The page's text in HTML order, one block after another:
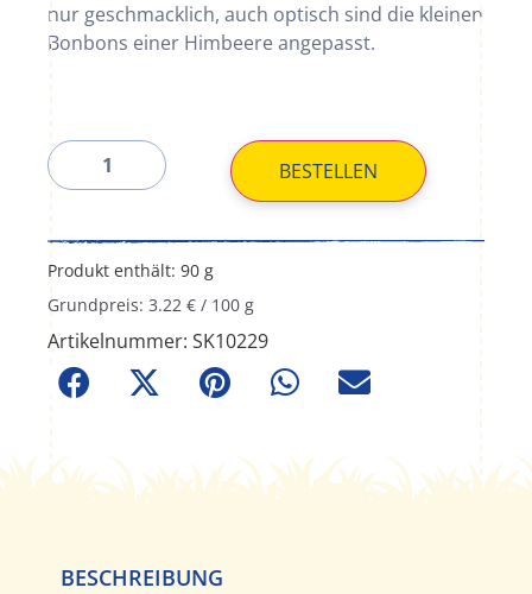
nur geschmacklich, auch optisch sind die kleinen
Bonbons einer Himbeere angepasst.
BESTELLEN
Produkt enthält: 90 g
Grundpreis: 3.22 € / 100 g
Artikelnummer: SK10229
BESCHREIBUNG